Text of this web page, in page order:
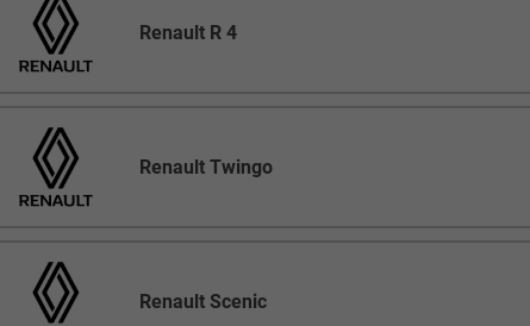
Renault R 4
Renault Twingo
Renault Scenic